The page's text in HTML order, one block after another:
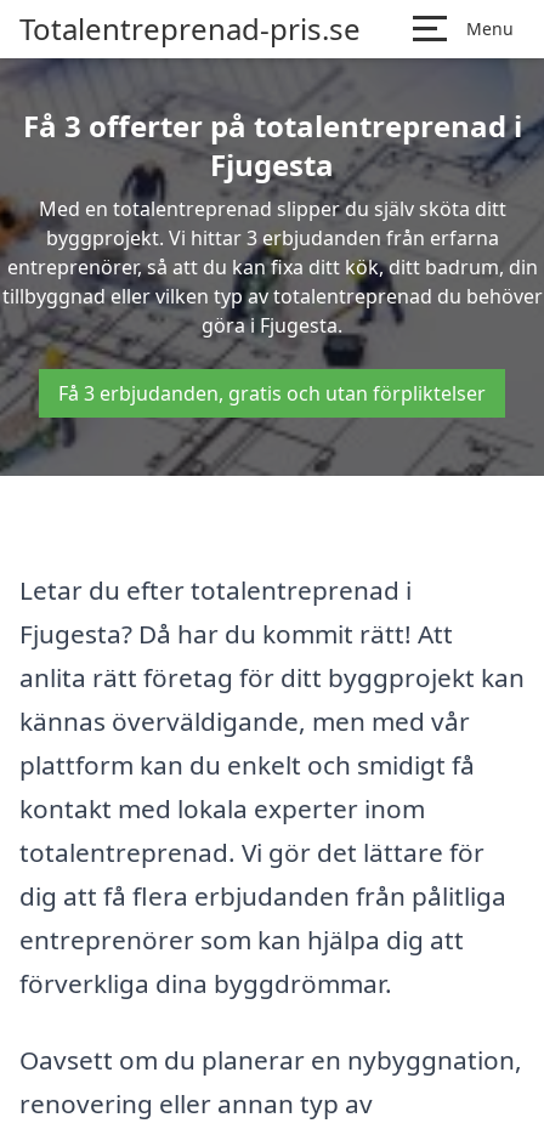
Totalentreprenad-pris.se Menu
Få 3 offerter på totalentreprenad i
Fjugesta
Med en totalentreprenad slipper du själv sköta ditt
byggprojekt. Vi hittar 3 erbjudanden från erfarna
entreprenörer, så att du kan fixa ditt kök, ditt badrum, din
tillbyggnad eller vilken typ av totalentreprenad du behöver
göra i Fjugesta.
Få 3 erbjudanden, gratis och utan förpliktelser
Letar du efter totalentreprenad i
Fjugesta? Då har du kommit rätt! Att
anlita rätt företag för ditt byggprojekt kan
kännas överväldigande, men med vår
plattform kan du enkelt och smidigt få
kontakt med lokala experter inom
totalentreprenad. Vi gör det lättare för
dig att få flera erbjudanden från pålitliga
entreprenörer som kan hjälpa dig att
förverkliga dina byggdrömmar.
Oavsett om du planerar en nybyggnation,
renovering eller annan typ av